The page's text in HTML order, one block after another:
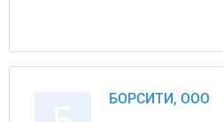
БОРСИТИ, ООО